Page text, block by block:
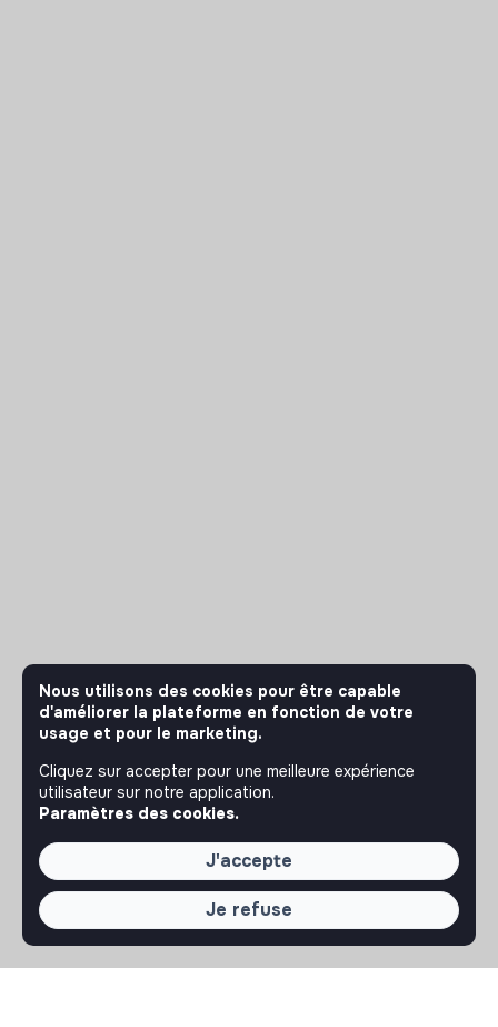
Nous utilisons des cookies pour être capable
d'améliorer la plateforme en fonction de votre
usage et pour le marketing.
Cliquez sur accepter pour une meilleure expérience
utilisateur sur notre application.
Paramètres des cookies.
J'accepte
Je refuse